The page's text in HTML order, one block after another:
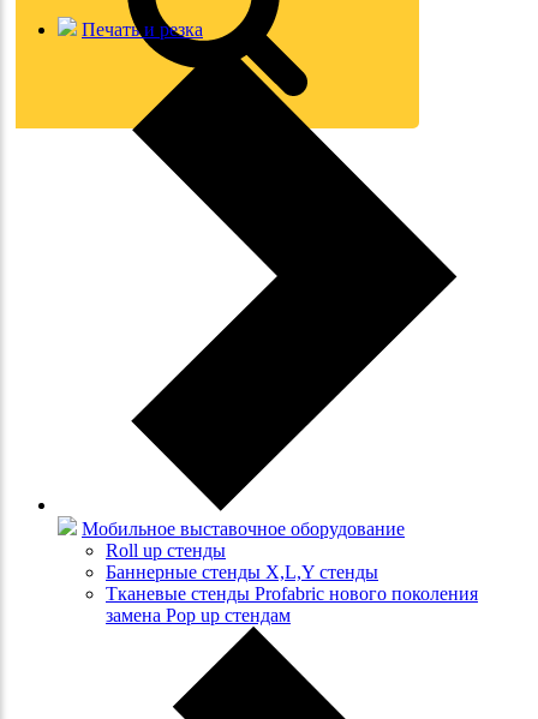
Печать и резка
Мобильное выставочное оборудование
Roll up стенды
Баннерные стенды X,L,Y стенды
Тканевые стенды Profabric нового поколения
замена Pop up стендам